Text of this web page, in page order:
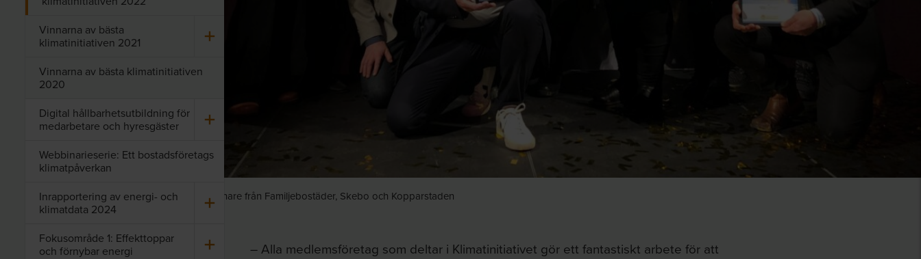
Foto: Alla vinnare från Familjebostäder, Skebo och Kopparstaden
Vinnarna av bästa
klimatinitiativen 2021
Vinnarna av bästa klimatinitiativen
2020
Di­gi­tal håll­bar­hets­ut­bild­ning för
med­ar­be­ta­re och hy­res­gäs­ter
Webbinarieserie: Ett bostadsföretags
klimatpåverkan
In­rap­por­te­ring av energi-​ och
kli­mat­da­ta 2024
Fo­kus­om­rå­de 1: Ef­fekt­top­par
och för­ny­bar ener­gi
– Alla medlemsföretag som deltar i Klimatinitiativet gör ett fantastiskt arbete för att